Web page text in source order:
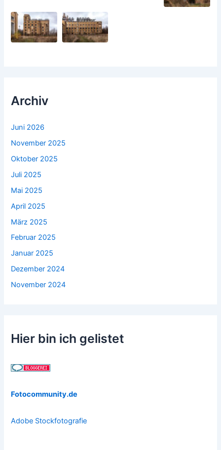
Archiv
Juni 2026
November 2025
Oktober 2025
Juli 2025
Mai 2025
April 2025
März 2025
Februar 2025
Januar 2025
Dezember 2024
November 2024
Hier bin ich gelistet
Fotocommunity.de
Adobe Stockfotografie